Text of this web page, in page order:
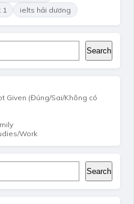
1 ielts hải dương
Search
Given (Đúng/Sai/Không có
Work
Search